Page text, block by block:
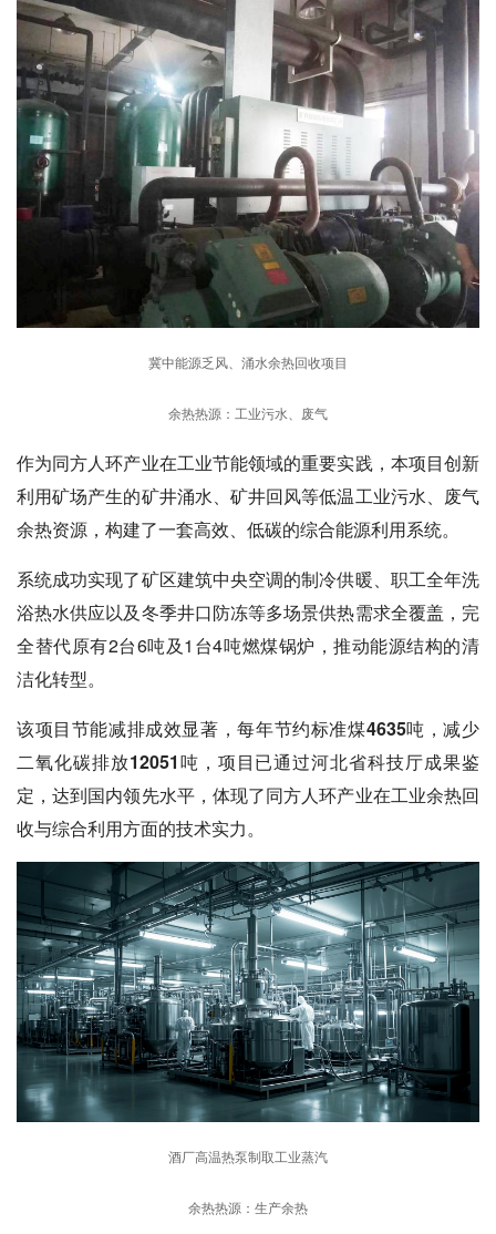
冀中能源乏风、涌水余热回收项目
余热热源：工业污水、废气
作为同方人环产业在工业节能领域的重要实践，本项目创新
利用矿场产生的矿井涌水、矿井回风等低温工业污水、废气
余热资源，构建了一套高效、低碳的综合能源利用系统。
系统成功实现了矿区建筑中央空调的制冷供暖、职工全年洗
浴热水供应以及冬季井口防冻等多场景供热需求全覆盖，完
全替代原有2台6吨及1台4吨燃煤锅炉，推动能源结构的清
洁化转型。
该项目节能减排成效显著，每年节约标准煤4635吨，减少
二氧化碳排放12051吨，项目已通过河北省科技厅成果鉴
定，达到国内领先水平，体现了同方人环产业在工业余热回
收与综合利用方面的技术实力。
酒厂高温热泵制取工业蒸汽
余热热源：生产余热